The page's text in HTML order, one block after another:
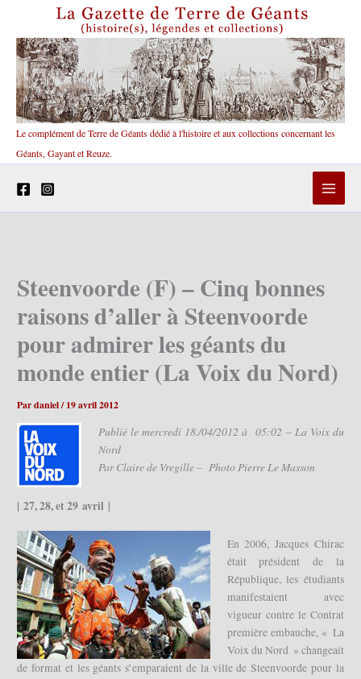
contenu
Le complément de Terre de Géants dédié à l'histoire et aux collections concernant les
Géants, Gayant et Reuze.
Steenvoorde (F) – Cinq bonnes
raisons d’aller à Steenvoorde
pour admirer les géants du
monde entier (La Voix du Nord)
Pardaniel/19 avril 2012
Publié le mercredi 18./04/2012 à 05:02 – La Voix du
Nord
Par Claire de Vregille – Photo Pierre Le Masson
| 27, 28, et 29 avril |
En 2006, Jacques Chirac
était président de la
République, les étudiants
manifestaient avec
vigueur contre le Contrat
première embauche, « La
Voix du Nord » changeait
de format et les géants s’emparaient de la ville de Steenvoorde pour la